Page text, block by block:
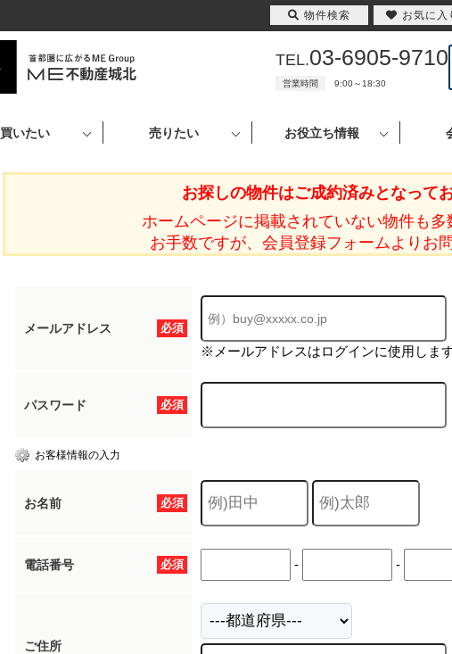
TEL.03-6905-9710
営業時間 9:00～18:30
買いたい 売りたい お役立ち情報
お探しの物件はご成約済みとなってお
ホームページに掲載されていない物件も多
お手数ですが、会員登録フォームよりお
必須
メールアドレス
※メールアドレスはログインに使用します
必須
パスワード
お客様情報の入力
必須
お名前
必須
電話番号 - -
ご住所
物件検索 お気に入